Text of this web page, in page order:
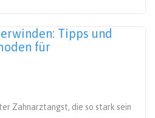
Tipps und
für
Zahnarztangst, die so stark sein